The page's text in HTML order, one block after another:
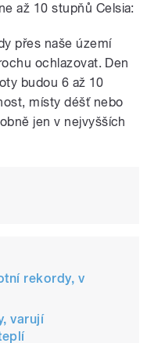
až 10 stupňů Celsia:
přes naše území
ochlazovat. Den
budou 6 až 10
místy déšť nebo
jen v nejvyšších
rekordy, v
varují